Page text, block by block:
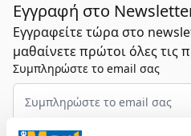
Εγγραφή στο
Εγγραφείτε τώρα στο
μαθαίνετε πρώτοι όλες τις
Συμπληρώστε το email σας
Επιλέξτε τον τομέα σας